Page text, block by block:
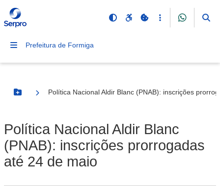
Prefeitura de Formiga
Botão Menu
Política Nacional Aldir Blanc (PNAB): inscrições
Política Nacional Aldir Blanc
(PNAB): inscrições prorrogadas
até 24 de maio